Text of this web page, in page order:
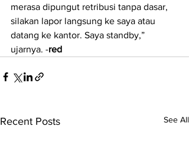
merasa dipungut retribusi tanpa dasar,
silakan lapor langsung ke saya atau
datang ke kantor. Saya standby,”
ujarnya. -red
Recent Posts See All